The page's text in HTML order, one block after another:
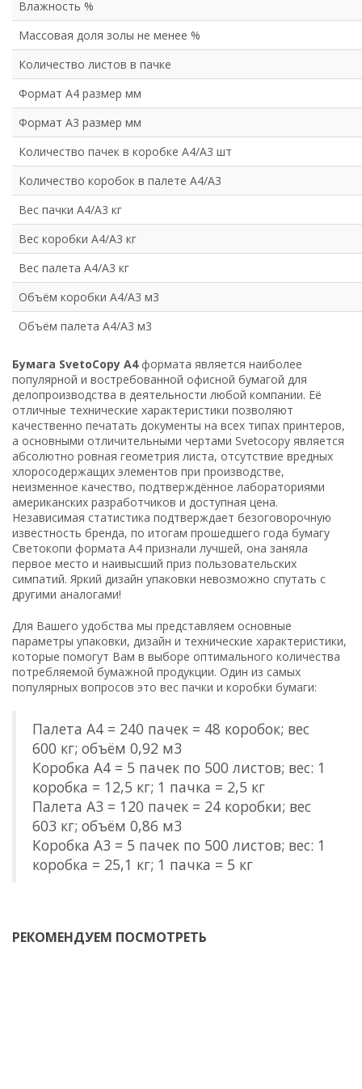
Влажность %
Массовая доля золы не менее %
Количество листов в пачке
Формат А4 размер мм
Формат А3 размер мм
Количество пачек в коробке А4/А3 шт
Количество коробок в палете А4/А3
Вес пачки А4/А3 кг
Вес коробки А4/А3 кг
Вес палета А4/А3 кг
Объём коробки А4/А3 м3
Объём палета А4/А3 м3
Бумага SvetoCopy А4формата является наиболее
популярной и востребованной офисной бумагой для
делопроизводства в деятельности любой компании. Её
отличные технические характеристики позволяют
качественно печатать документы на всех типах принтеров,
а основными отличительными чертами Svetocopy является
абсолютно ровная геометрия листа, отсутствие вредных
хлоросодержащих элементов при производстве,
неизменное качество, подтверждённое лабораториями
американских разработчиков и доступная цена.
Независимая статистика подтверждает безоговорочную
известность бренда, по итогам прошедшего года бумагу
Светокопи формата А4 признали лучшей, она заняла
первое место и наивысший приз пользовательских
симпатий. Яркий дизайн упаковки невозможно спутать с
другими аналогами!
Для Вашего удобства мы представляем основные
параметры упаковки, дизайн и технические характеристики,
которые помогут Вам в выборе оптимального количества
потребляемой бумажной продукции. Один из самых
популярных вопросов это вес пачки и коробки бумаги:
Палета А4 = 240 пачек = 48 коробок; вес
600 кг; объём 0,92 м3
Коробка А4 = 5 пачек по 500 листов; вес: 1
коробка = 12,5 кг; 1 пачка = 2,5 кг
Палета А3 = 120 пачек = 24 коробки; вес
603 кг; объём 0,86 м3
Коробка А3 = 5 пачек по 500 листов; вес: 1
коробка = 25,1 кг; 1 пачка = 5 кг
РЕКОМЕНДУЕМ ПОСМОТРЕТЬ